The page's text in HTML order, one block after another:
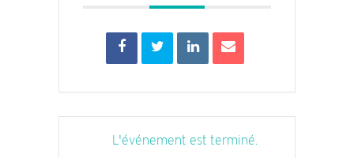
L'événement est terminé.